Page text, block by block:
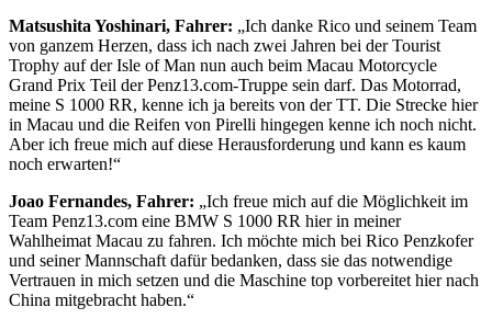
Matsushita Yoshinari, Fahrer: „Ich danke Rico und seinem Team
von ganzem Herzen, dass ich nach zwei Jahren bei der Tourist
Trophy auf der Isle of Man nun auch beim Macau Motorcycle
Grand Prix Teil der Penz13.com-Truppe sein darf. Das Motorrad,
meine S 1000 RR, kenne ich ja bereits von der TT. Die Strecke hier
in Macau und die Reifen von Pirelli hingegen kenne ich noch nicht.
Aber ich freue mich auf diese Herausforderung und kann es kaum
noch erwarten!“
Joao Fernandes, Fahrer: „Ich freue mich auf die Möglichkeit im
Team Penz13.com eine BMW S 1000 RR hier in meiner
Wahlheimat Macau zu fahren. Ich möchte mich bei Rico Penzkofer
und seiner Mannschaft dafür bedanken, dass sie das notwendige
Vertrauen in mich setzen und die Maschine top vorbereitet hier nach
China mitgebracht haben.“